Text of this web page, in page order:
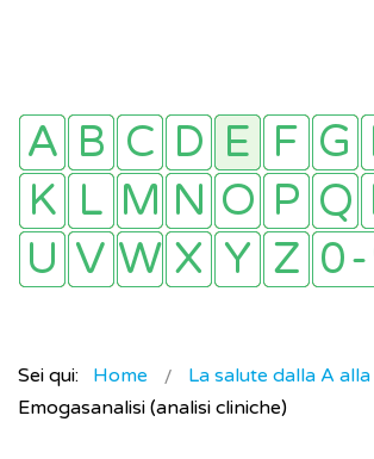
Sei qui: Home La salute dalla A alla
Emogasanalisi (analisi cliniche)